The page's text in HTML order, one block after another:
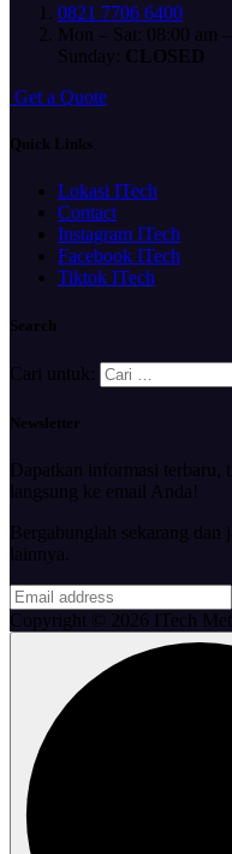
0821 7706 6400
Mon – Sat: 08:00 am
Sunday: CLOSED
Get a Quote
Quick Links
Lokasi ITech
Contact
Instagram ITech
Facebook ITech
Tiktok ITech
Search
Cari untuk:
Newsletter
Dapatkan informasi terbaru,
langsung ke email Anda!
Bergabunglah sekarang
lainnya.
Copyright © 2026 ITech